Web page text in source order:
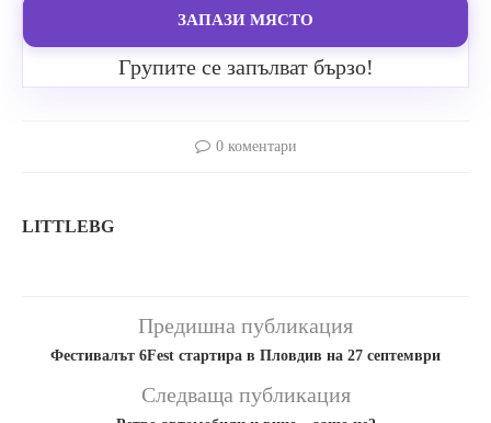
ЗАПАЗИ МЯСТО
Групите се запълват бързо!
0 коментари
LITTLEBG
Предишна публикация
Фестивалът 6Fest стартира в Пловдив на 27 септември
Следваща публикация